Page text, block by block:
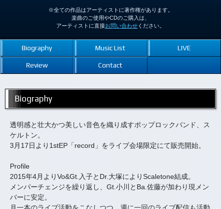
※全ての作品はアーティストに著作権があります。
楽曲のご使用やCDのご購入は、
アーティストに直接お問い合わせ ください。
Biography Music List LIVE
Review Contact
Biography
透明感と壮大かつ美しい音色を織り成すポップロックバンド、ス
ケルトン。
3月17日より1stEP「record」をライブ会場限定にて販売開始。
Profile
2015年4月よりVo&Gt.入子とDr.大塚によりScaletone結成。
メンバーチェンジを繰り返し、Gt.小川とBa.佐藤が加わり現メン
バーに安定。